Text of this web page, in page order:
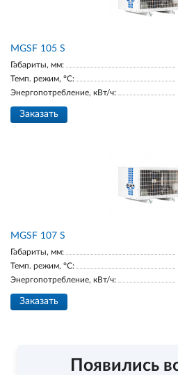
МGSF 105 S
Габариты, мм:
Темп. режим, °С:
Энергопотребление, кВт/ч:
Заказать
MGSF 107 S
Габариты, мм:
Темп. режим, °С:
Энергопотребление, кВт/ч:
Заказать
Появились